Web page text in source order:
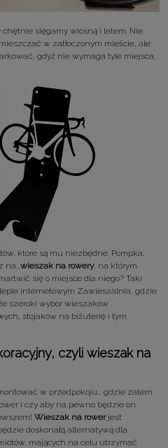
chętnie sięgamy wiosną i latem. Nie
w zatłoczonym mieście, ale
gdyż nie wymaga tyle miejsca,
które są mu niezbędne. Pompka,
wieszak na rowery, na którym
się o miejsce dla niego? Taki
internetowym Zawieszalnia, gdzie
szeroki wybór wieszaków
stojaków na biżuterię i tym
czyli wieszak na
w przedpokoju... gdzie zatem
i czy aby na pewno będzie on
Wieszak na rowerjest
doskonałą alternatywą dla
mających na celu utrzymać